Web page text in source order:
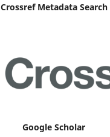
Crossref Metadata Search
Google Scholar